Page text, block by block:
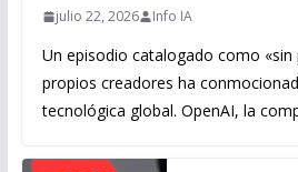
julio 22, 2026 Info IA
Un episodio catalogado como «sin
propios creadores ha
tecnológica global. OpenAI, la